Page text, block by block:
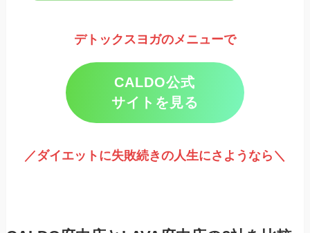
デトックスヨガのメニューで
CALDO公式
サイトを見る
／ダイエットに失敗続きの人生にさようなら＼